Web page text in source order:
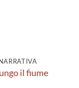
il fiume